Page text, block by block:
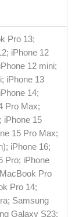
Pro 13;
iPhone 12
12 mini;
iPhone 13
14;
Pro Max;
iPhone 15
15 Pro Max;
iPhone 16;
Pro; iPhone
Pro
Pro 14;
Samsung
Galaxy S23;